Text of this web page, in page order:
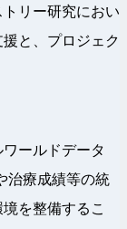
リー研究におい
と、プロジェク
ールドデータ
治療成績等の統
を整備するこ